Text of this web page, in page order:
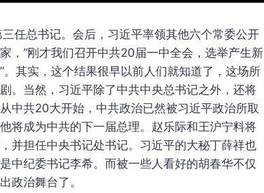
任总书记。会后，习近平率领其他六个常委公开
，“刚才我们召开中共20届一中全会，选举产生新
其实，这个结果很早以前人们就知道了，这场所
。当然，习近平除了中共中央总书记之外，还将
中共20大开始，中共政治已然被习近平政治所取
将成为中共的下一届总理。赵乐际和王沪宁料将
并担任中央书记处书记。习近平的大秘丁薛祥也
中纪委书记李希。而被一些人看好的胡春华不仅
政治舞台了。